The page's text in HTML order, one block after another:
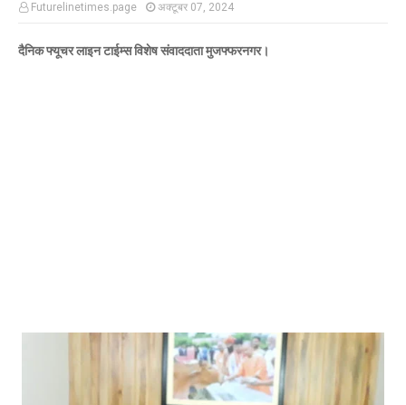
Futurelinetimes.page अक्टूबर 07, 2024
दैनिक फ्यूचर लाइन टाईम्स विशेष संवाददाता मुजफ्फरनगर।